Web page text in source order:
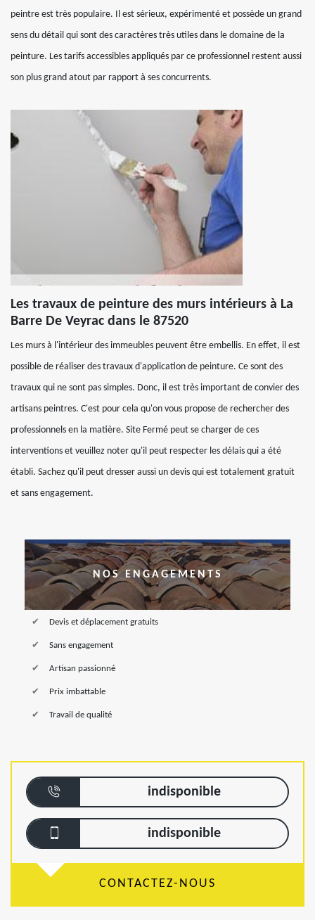
peintre est très populaire. Il est sérieux, expérimenté et possède un grand
sens du détail qui sont des caractères très utiles dans le domaine de la
peinture. Les tarifs accessibles appliqués par ce professionnel restent aussi
son plus grand atout par rapport à ses concurrents.
Les travaux de peinture des murs intérieurs à La
Barre De Veyrac dans le 87520
Les murs à l'intérieur des immeubles peuvent être embellis. En effet, il est
possible de réaliser des travaux d'application de peinture. Ce sont des
travaux qui ne sont pas simples. Donc, il est très important de convier des
artisans peintres. C'est pour cela qu'on vous propose de rechercher des
professionnels en la matière. Site Fermé peut se charger de ces
interventions et veuillez noter qu'il peut respecter les délais qui a été
établi. Sachez qu'il peut dresser aussi un devis qui est totalement gratuit
et sans engagement.
NOS ENGAGEMENTS
Devis et déplacement gratuits
Sans engagement
Artisan passionné
Prix imbattable
Travail de qualité
indisponible
indisponible
CONTACTEZ-NOUS